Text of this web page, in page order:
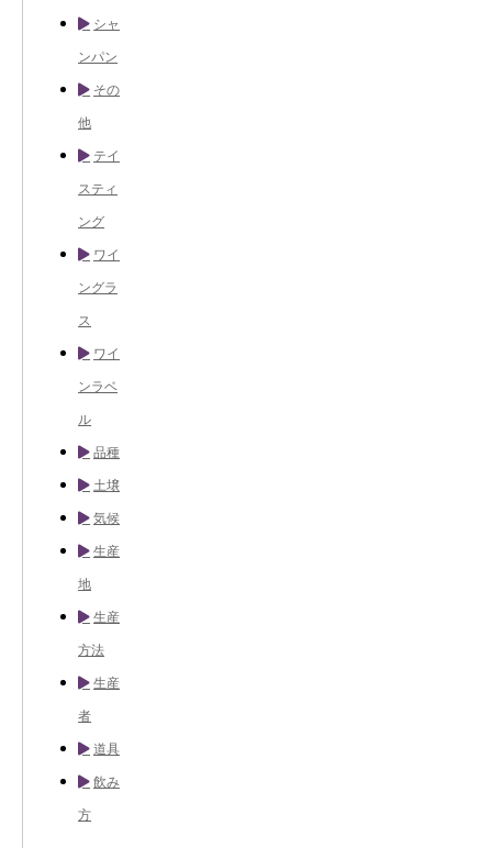
シャ
ンパン
その
他
テイ
スティ
ング
ワイ
ングラ
ス
ワイ
ンラベ
ル
品種
土壌
気候
生産
地
生産
方法
生産
者
道具
飲み
方